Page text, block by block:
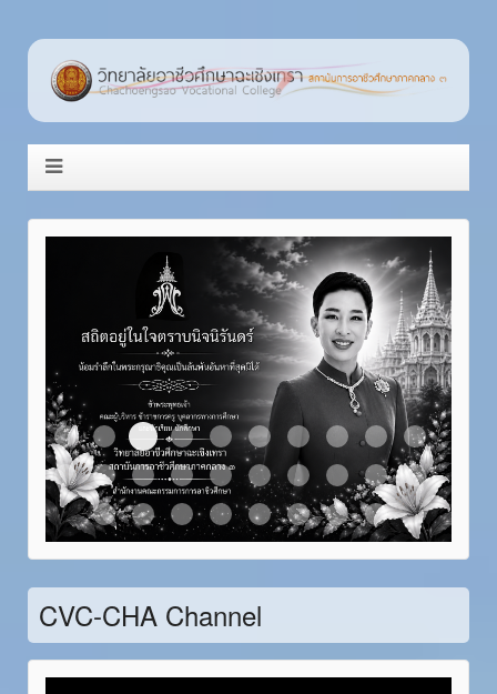
Item 1 Item 2Item 3
Item 4 Item 5 Item 6 Item 7 Item 8Item 9Item 10
Item 11Item 12Item 13Item 14Item 15Item 16 Item 17Item 18Item 19Item 20
Item 21Item 22Item 23Item 24Item 25Item 26Item 27Item 28
CVC-CHA Channel